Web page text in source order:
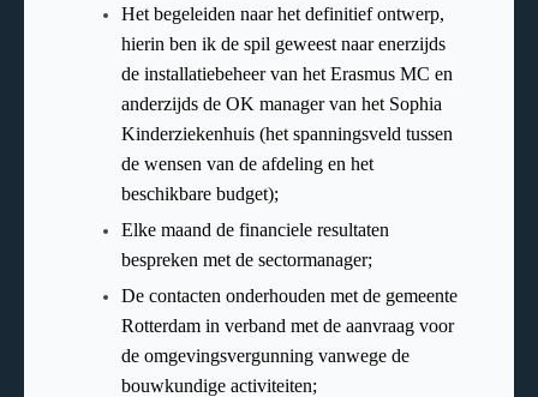
Het begeleiden naar het definitief ontwerp,
hierin ben ik de spil geweest naar enerzijds
de installatiebeheer van het Erasmus MC en
anderzijds de OK manager van het Sophia
Kinderziekenhuis (het spanningsveld tussen
de wensen van de afdeling en het
beschikbare budget);
Elke maand de financiele resultaten
bespreken met de sectormanager;
De contacten onderhouden met de gemeente
Rotterdam in verband met de aanvraag voor
de omgevingsvergunning vanwege de
bouwkundige activiteiten;